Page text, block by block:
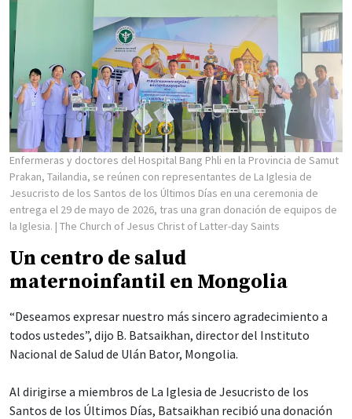
Enfermeras y doctores del Hospital Bang Phli en la Provincia de Samut
Prakan, Tailandia, se reúnen con representantes de La Iglesia de
Jesucristo de los Santos de los Últimos Días en una ceremonia de
entrega el 29 de mayo de 2026, tras una gran donación de equipos de
la Iglesia. | The Church of Jesus Christ of Latter-day Saints
Un centro de salud
maternoinfantil en Mongolia
“Deseamos expresar nuestro más sincero agradecimiento a
todos ustedes”, dijo B. Batsaikhan, director del Instituto
Nacional de Salud de Ulán Bator, Mongolia.
Al dirigirse a miembros de La Iglesia de Jesucristo de los
Santos de los Últimos Días, Batsaikhan recibió una donación